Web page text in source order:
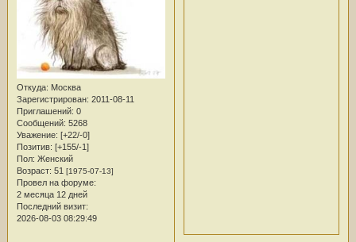
Откуда: Москва
Зарегистрирован: 2011-08-11
Приглашений: 0
Сообщений: 5268
Уважение: [+22/-0]
Позитив: [+155/-1]
Пол: Женский
Возраст: 51 [1975-07-13]
Провел на форуме:
2 месяца 12 дней
Последний визит:
2026-08-03 08:29:49